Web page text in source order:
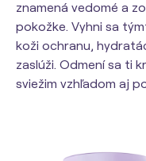
znamená vedomé a
pokožke. Vyhni sa
koži ochranu,
zaslúži. Odmení sa ti
sviežim vzhľadom aj